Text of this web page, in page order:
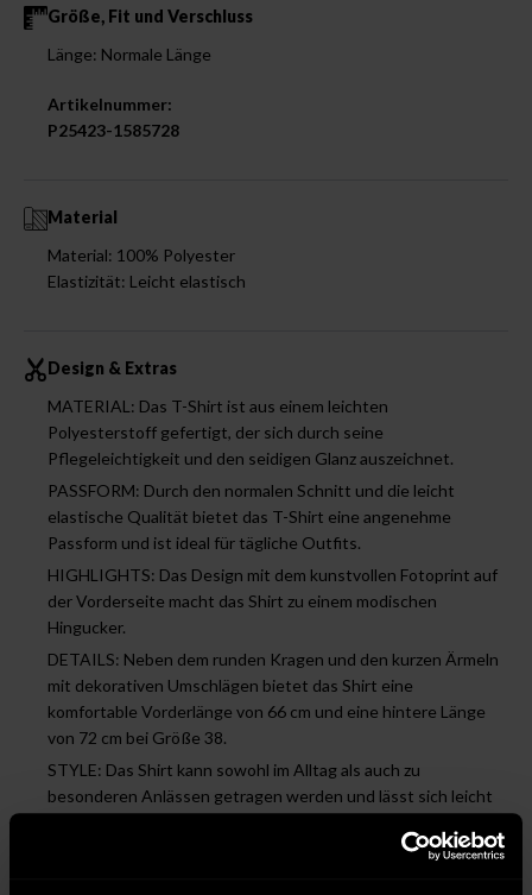
Größe, Fit und Verschluss
Länge: Normale Länge
Artikelnummer:
P25423-1585728
Material
Material: 100% Polyester
Elastizität: Leicht elastisch
Design & Extras
MATERIAL: Das T-Shirt ist aus einem leichten
Polyesterstoff gefertigt, der sich durch seine
Pflegeleichtigkeit und den seidigen Glanz auszeichnet.
PASSFORM: Durch den normalen Schnitt und die leicht
elastische Qualität bietet das T-Shirt eine angenehme
Passform und ist ideal für tägliche Outfits.
HIGHLIGHTS: Das Design mit dem kunstvollen Fotoprint auf
der Vorderseite macht das Shirt zu einem modischen
Hingucker.
DETAILS: Neben dem runden Kragen und den kurzen Ärmeln
mit dekorativen Umschlägen bietet das Shirt eine
komfortable Vorderlänge von 66 cm und eine hintere Länge
von 72 cm bei Größe 38.
STYLE: Das Shirt kann sowohl im Alltag als auch zu
besonderen Anlässen getragen werden und lässt sich leicht